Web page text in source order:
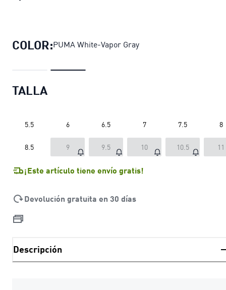
COLOR:PUMA White-Vapor Gray
TALLA
5.5 6 6.5 7 7.5 8
8.5 9 9.5 10 10.5 11
¡Este artículo tiene envío gratis!
Devolución gratuita en 30 días
Descripción